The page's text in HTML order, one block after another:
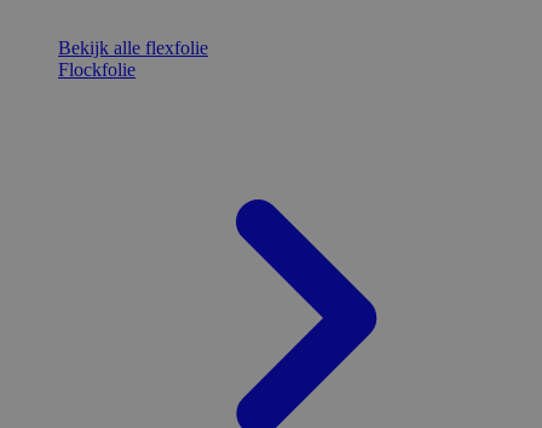
Bekijk alle flexfolie
Flockfolie